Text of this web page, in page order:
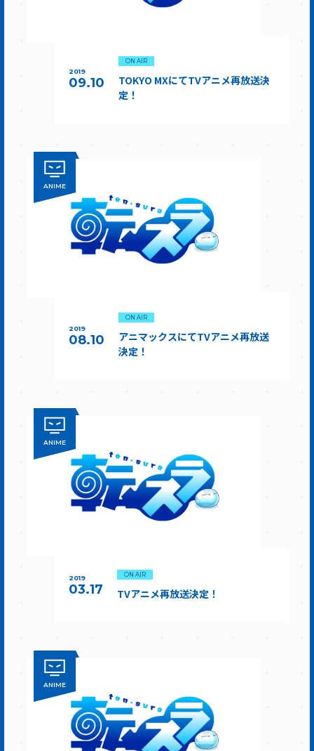
2019
09.10
ON AIR
TOKYO MXにてTVアニメ再放送決
定！
ANIME
2019
08.10
ON AIR
アニマックスにてTVアニメ再放送
決定！
ANIME
2019
03.17
ON AIR
TVアニメ再放送決定！
ANIME